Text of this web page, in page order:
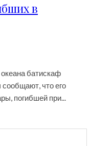
в
батискаф
что его
погибшей при...